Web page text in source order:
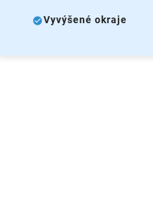
Vyvýšené okraje